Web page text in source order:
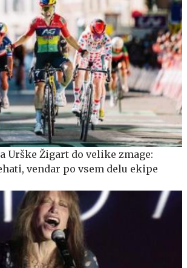
Urške Žigart do velike zmage:
vendar po vsem delu ekipe